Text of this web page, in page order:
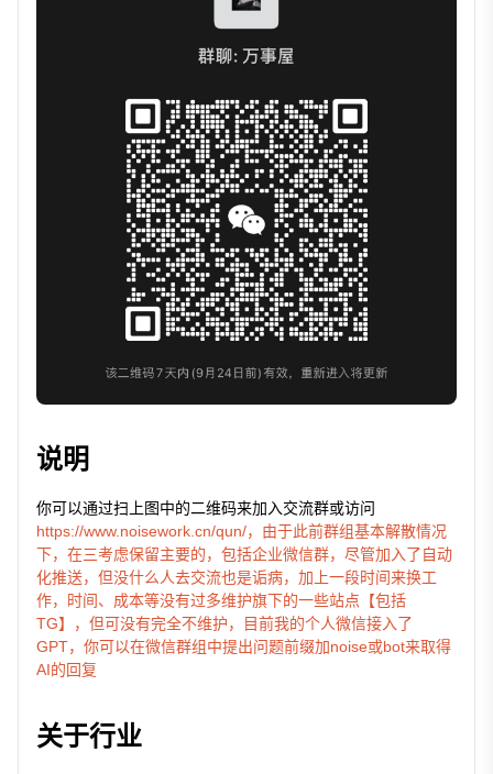
说明
你可以通过扫上图中的二维码来加入交流群或访问
https://www.noisework.cn/qun/，由于此前群组基本解散情况
下，在三考虑保留主要的，包括企业微信群，尽管加入了自动
化推送，但没什么人去交流也是诟病，加上一段时间来换工
作，时间、成本等没有过多维护旗下的一些站点【包括
TG】，但可没有完全不维护，目前我的个人微信接入了
GPT，你可以在微信群组中提出问题前缀加noise或bot来取得
AI的回复
关于行业